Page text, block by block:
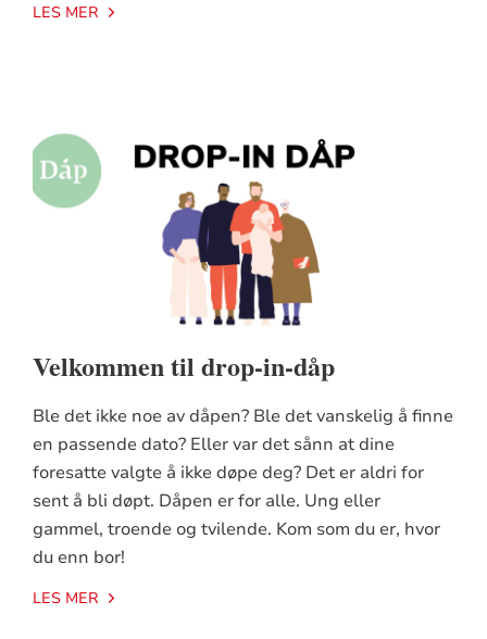
LES MER
Velkommen til drop-in-dåp
Ble det ikke noe av dåpen? Ble det vanskelig å finne
en passende dato? Eller var det sånn at dine
foresatte valgte å ikke døpe deg? Det er aldri for
sent å bli døpt. Dåpen er for alle. Ung eller
gammel, troende og tvilende. Kom som du er, hvor
du enn bor!
LES MER